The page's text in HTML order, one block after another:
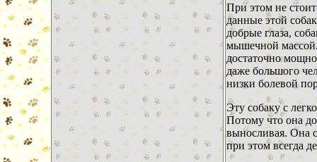
При этом не
данные этой
добрые глаза,
мышечной массой.
достаточно
даже большого
низки болевой
Эту собаку с
Потому что она
выносливая. Она
при этом всегда